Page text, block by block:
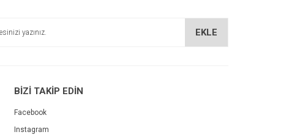
EKLE
BİZİ TAKİP EDİN
Facebook
Instagram